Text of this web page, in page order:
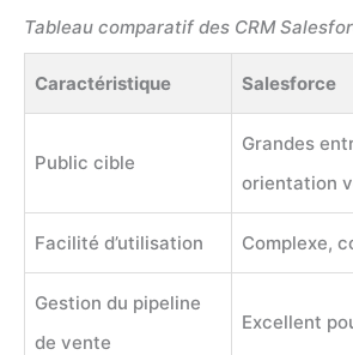
Tableau comparatif des CRM
Caractéristique Salesforce
Public cible
Grandes
orientation
Facilité d’utilisation Complexe,
Gestion du pipeline
de vente
Excellent